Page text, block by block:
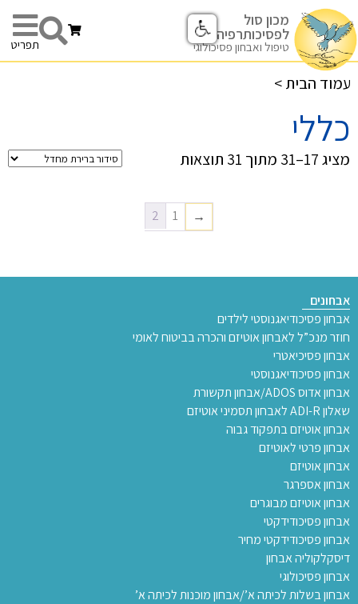
מכון סול
לפסיכותרפיה
טיפול ואבחון פסיכולוגי תפריט
> עמוד הבית
כללי
מציג 17–31 מתוך 31 תוצאות
→
1
2
אבחונים
אבחון פסיכודיאגנוסטי לילדים
חוזר מנכ”ל לאבחון אוטיזם והכרה בביטוח לאומי
אבחון פסיכיאטרי
אבחון פסיכודיאגנוסטי
אבחון אדוס ADOS/אבחון תקשורת
שאלון ADI-R לאבחון תסמיני אוטיזם
אבחון אוטיזם בתפקוד גבוה
אבחון פרטי לאוטיזם
אבחון אוטיזם
אבחון אספרגר
אבחון אוטיזם מבוגרים
אבחון פסיכודידקטי
אבחון פסיכודידקטי מחיר
דיסקלקוליה אבחון
אבחון פסיכולוגי
אבחון בשלות לכיתה א’/אבחון מוכנות לכיתה א’